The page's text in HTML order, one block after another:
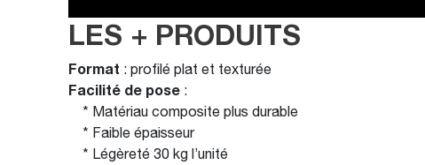
LES + PRODUITS
Format : profilé plat et texturée
Facilité de pose:
* Matériau composite plus durable
* Faible épaisseur
* Légèreté 30 kg l’unité